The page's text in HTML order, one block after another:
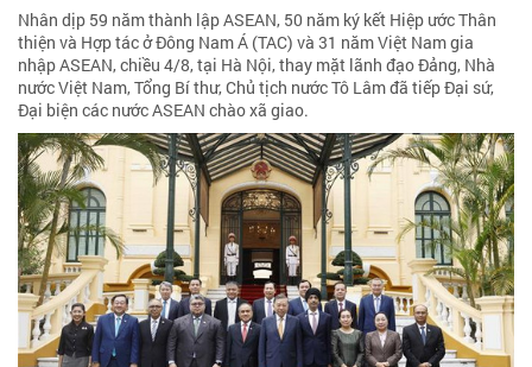
Nhân dịp 59 năm thành lập ASEAN, 50 năm ký kết Hiệp ước Thân
thiện và Hợp tác ở Đông Nam Á (TAC) và 31 năm Việt Nam gia
nhập ASEAN, chiều 4/8, tại Hà Nội, thay mặt lãnh đạo Đảng, Nhà
nước Việt Nam, Tổng Bí thư, Chủ tịch nước Tô Lâm đã tiếp Đại sứ,
Đại biện các nước ASEAN chào xã giao.